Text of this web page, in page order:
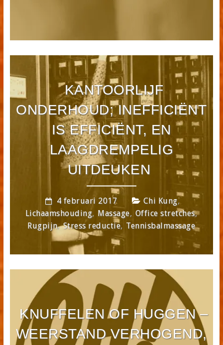
KANTOORLIJF
ONDERHOUD; INEFFICIËNT
IS EFFICIËNT, EN
LAAGDREMPELIG
UITDEUKEN
4 februari 2017 Chi Kung,
Lichaamshouding, Massage, Office stretches,
Rugpijn,Stress reductie, Tennisbalmassage
KNUFFELEN OF HUGGEN –
WEERSTAND VERHOGEND,